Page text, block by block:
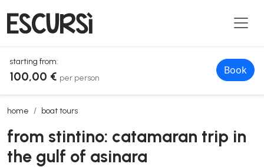
starting from:
100,00 € per person
Book
home boat tours
from stintino: catamaran trip in the gulf of asinara
from stintino: catamaran trip in
the gulf of asinara